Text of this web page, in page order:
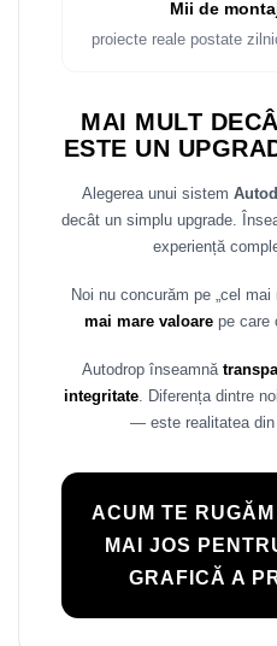
Mii de
proiecte reale postate
MAI MULT
ESTE UN
Alegerea unui sistem
decât un simplu upgrade.
experiență
Noi nu concurăm pe „cel
mai mare valoare pe care
Autodrop înseamnă
integritate. Diferența dintre
— este realitatea din
ACUM TE
MAI JOS
GRAFICĂ A